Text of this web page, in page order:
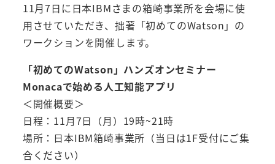
11月7日に日本IBMさまの箱崎事業所を会場に使
用させていただき、拙著「初めてのWatson」の
ワークションを開催します。
「初めてのWatson」ハンズオンセミナー
Monacaで始める人工知能アプリ
＜開催概要＞
日程：11月7日（月）19時~21時
場所：日本IBM箱崎事業所（当日は1F受付にご集
合ください）